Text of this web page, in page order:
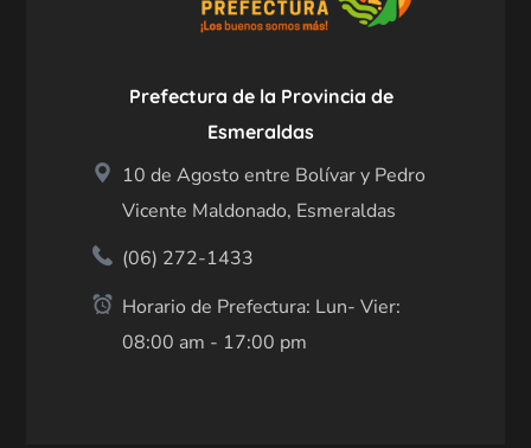
Prefectura de la Provincia de
Esmeraldas
10 de Agosto entre Bolívar y Pedro
Vicente Maldonado, Esmeraldas
(06) 272-1433
Horario de Prefectura: Lun- Vier:
08:00 am - 17:00 pm